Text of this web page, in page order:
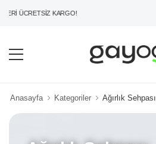
ÜCRETSİZ KARGO!
Anasayfa Kategoriler Ağırlık Sehpası